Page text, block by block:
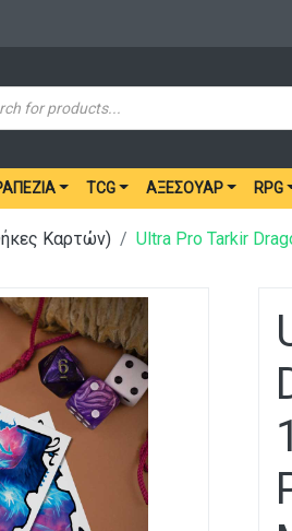
TCG ΑΞΕΣΟΥΆΡ RPG
Καρτών) Ultra Pro Tarkir